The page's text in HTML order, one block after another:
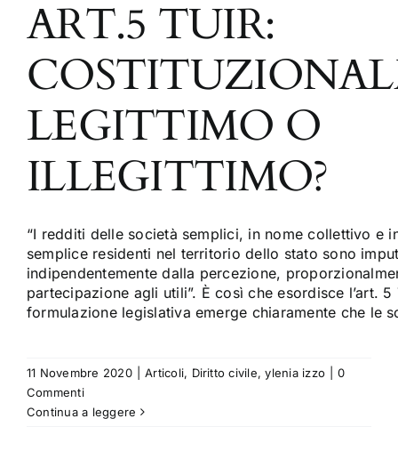
ART.5 TUIR:
LEGITTIMO O
ILLEGITTIMO?
“I redditi delle società semplici, in nome collettivo e
semplice residenti nel territorio dello stato sono
indipendentemente dalla percezione,
partecipazione agli utili”. È così che esordisce l’art. 5
formulazione legislativa emerge chiaramente che le
11 Novembre 2020 Articoli, Diritto civile,ylenia izzo
0
Commenti
Continua a leggere